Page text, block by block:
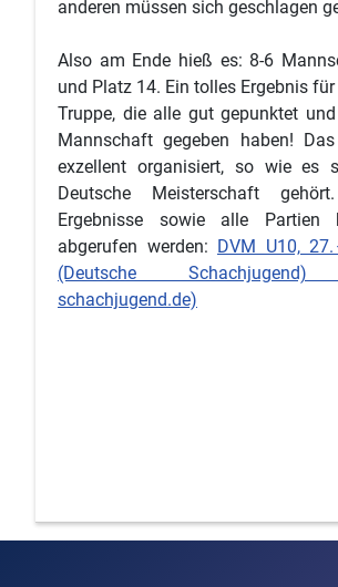
anderen müssen sich geschlagen
Also am Ende hieß es: 8-6
und Platz 14. Ein tolles Ergebnis
Truppe, die alle gut gepunktet
Mannschaft gegeben haben!
exzellent organisiert, so wie es
Deutsche Meisterschaft
Ergebnisse sowie alle Partien
abgerufen werden: DVM U10, 27.
(Deutsche Schachjugend)
schachjugend.de)